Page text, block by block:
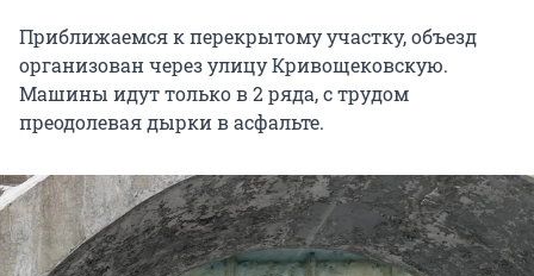
Приближаемся к перекрытому участку, объезд
организован через улицу Кривощековскую.
Машины идут только в 2 ряда, с трудом
преодолевая дырки в асфальте.